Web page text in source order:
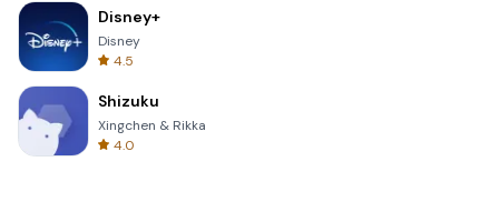
Disney+
Disney
4.5
Shizuku
Xingchen & Rikka
4.0